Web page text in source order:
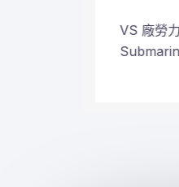
VS 廠勞